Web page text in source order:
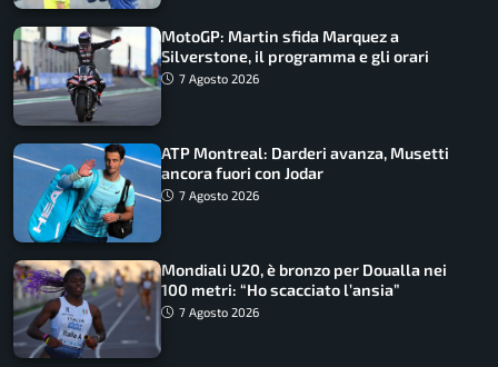
MotoGP: Martin sfida Marquez a
Silverstone, il programma e gli orari
7 Agosto 2026
ATP Montreal: Darderi avanza, Musetti
ancora fuori con Jodar
7 Agosto 2026
Mondiali U20, è bronzo per Doualla nei
100 metri: “Ho scacciato l’ansia”
7 Agosto 2026